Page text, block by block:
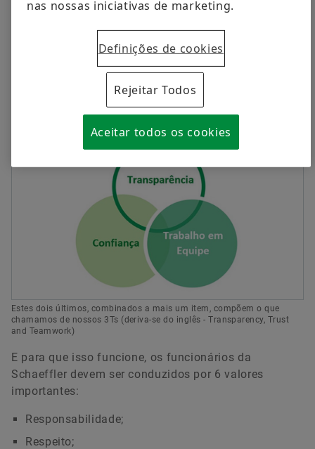
Queremos crescer de forma lucrativa, mas não
CEO do Grupo Schaeffler
Estes dois últimos, combinados a mais um item, compõem o que
chamamos de nossos 3Ts (deriva-se do inglês - Transparency, Trust
and Teamwork)
E para que isso funcione, os funcionários da
Schaeffler devem ser conduzidos por 6 valores
importantes:
Responsabilidade;
Respeito;
nas nossas iniciativas de marketing.
Definições de cookies
Rejeitar Todos
Aceitar todos os cookies